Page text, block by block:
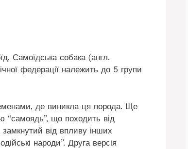
Самоїдська собака (англ.
федерації належить до 5 групи
де виникла ця порода. Ще
“самоядь”, що походить від
замкнутий від впливу інших
народи”. Друга версія